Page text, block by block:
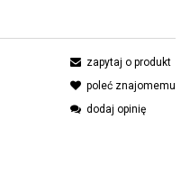
zapytaj o produkt
poleć znajomemu
dodaj opinię